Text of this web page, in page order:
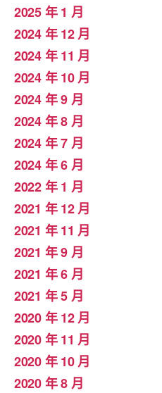
2025 年 1 月
2024 年 12 月
2024 年 11 月
2024 年 10 月
2024 年 9 月
2024 年 8 月
2024 年 7 月
2024 年 6 月
2022 年 1 月
2021 年 12 月
2021 年 11 月
2021 年 9 月
2021 年 6 月
2021 年 5 月
2020 年 12 月
2020 年 11 月
2020 年 10 月
2020 年 8 月